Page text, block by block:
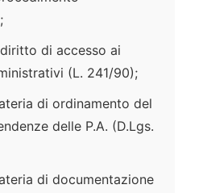
di accesso ai
(L. 241/90);
di ordinamento del
delle P.A. (D.Lgs.
di documentazione